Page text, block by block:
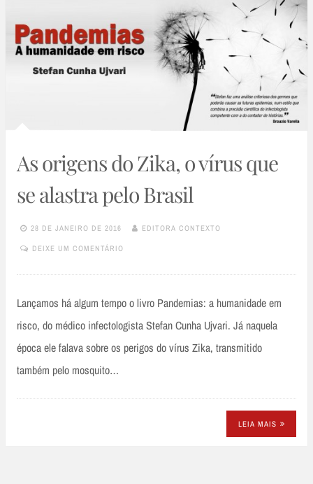
As origens do Zika, o vírus que
se alastra pelo Brasil
28 DE JANEIRO DE 2016 EDITORA CONTEXTO
DEIXE UM COMENTÁRIO
Lançamos há algum tempo o livro Pandemias: a humanidade em
risco, do médico infectologista Stefan Cunha Ujvari. Já naquela
época ele falava sobre os perigos do vírus Zika, transmitido
também pelo mosquito…
LEIA MAIS